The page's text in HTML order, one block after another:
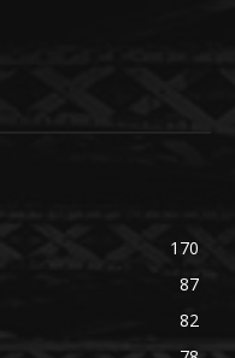
170
87
82